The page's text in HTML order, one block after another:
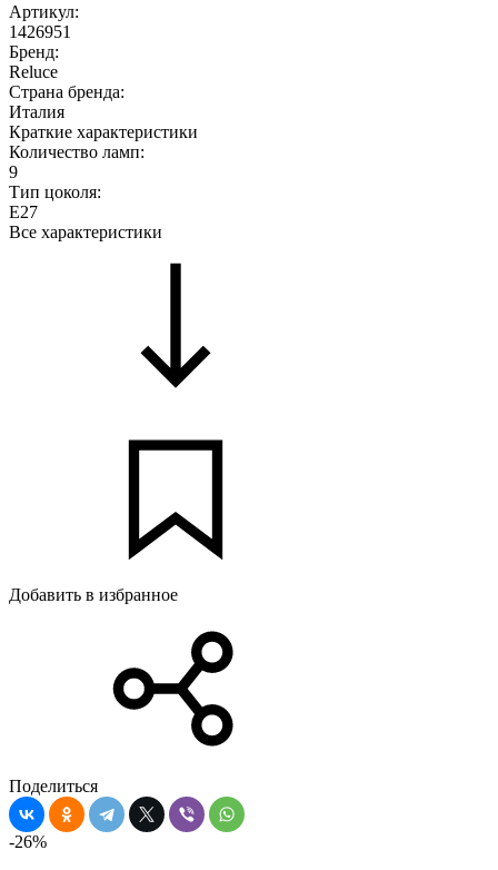
Артикул:
1426951
Бренд:
Reluce
Страна бренда:
Италия
Краткие характеристики
Количество ламп:
9
Тип цоколя:
E27
Все характеристики
Добавить в избранное
Поделиться
-26%